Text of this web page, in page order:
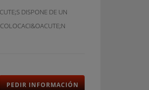
DISPONE DE UN
PEDIR INFORMACIÓN